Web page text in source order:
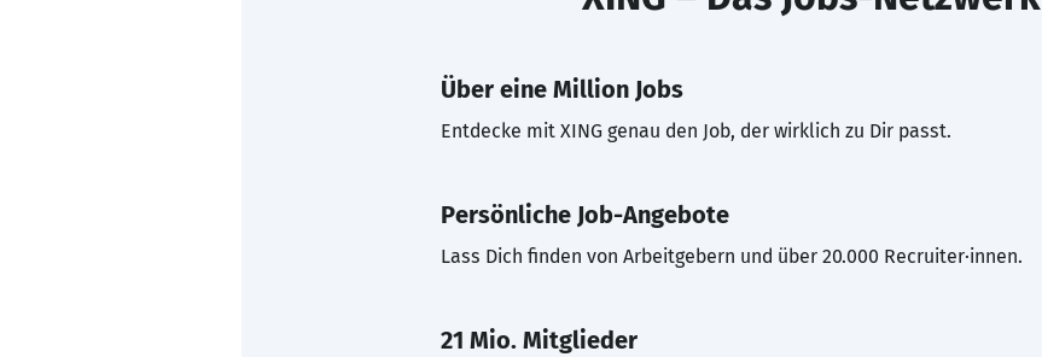
Über eine Million Jobs
Entdecke mit XING genau den Job, der wirklich zu Dir passt.
Persönliche Job-Angebote
Lass Dich finden von Arbeitgebern und über 20.000 Recruiter·innen.
21 Mio. Mitglieder